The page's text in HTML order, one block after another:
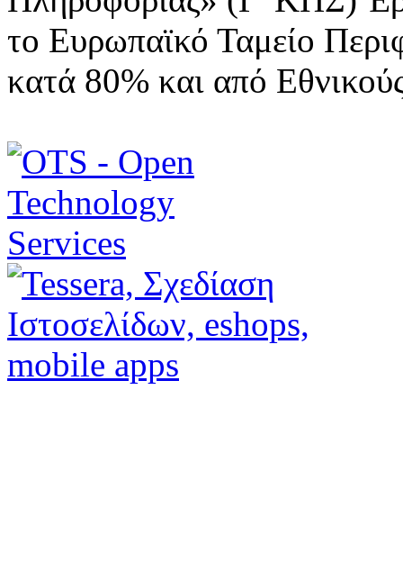
το Ευρωπαϊκό Ταμείο
κατά 80% και από